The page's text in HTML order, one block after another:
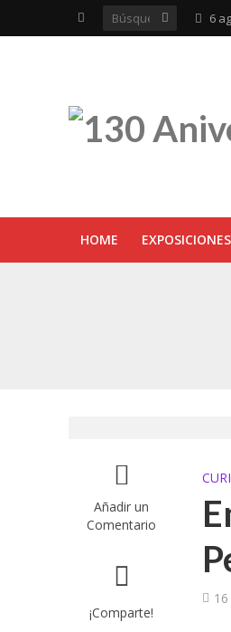
6
HOME EXPOSICIONES
Añadir un
Comentario
¡Comparte!